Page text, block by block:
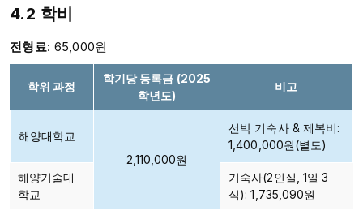
4.2 학비
전형료: 65,000원
학위 과정
학기당 등록금 (2025
학년도)
비고
해양대학교
2,110,000원
선박 기숙사 & 제복비:
1,400,000원(별도)
해양기술대
학교
기숙사(2인실, 1일 3
식): 1,735,090원